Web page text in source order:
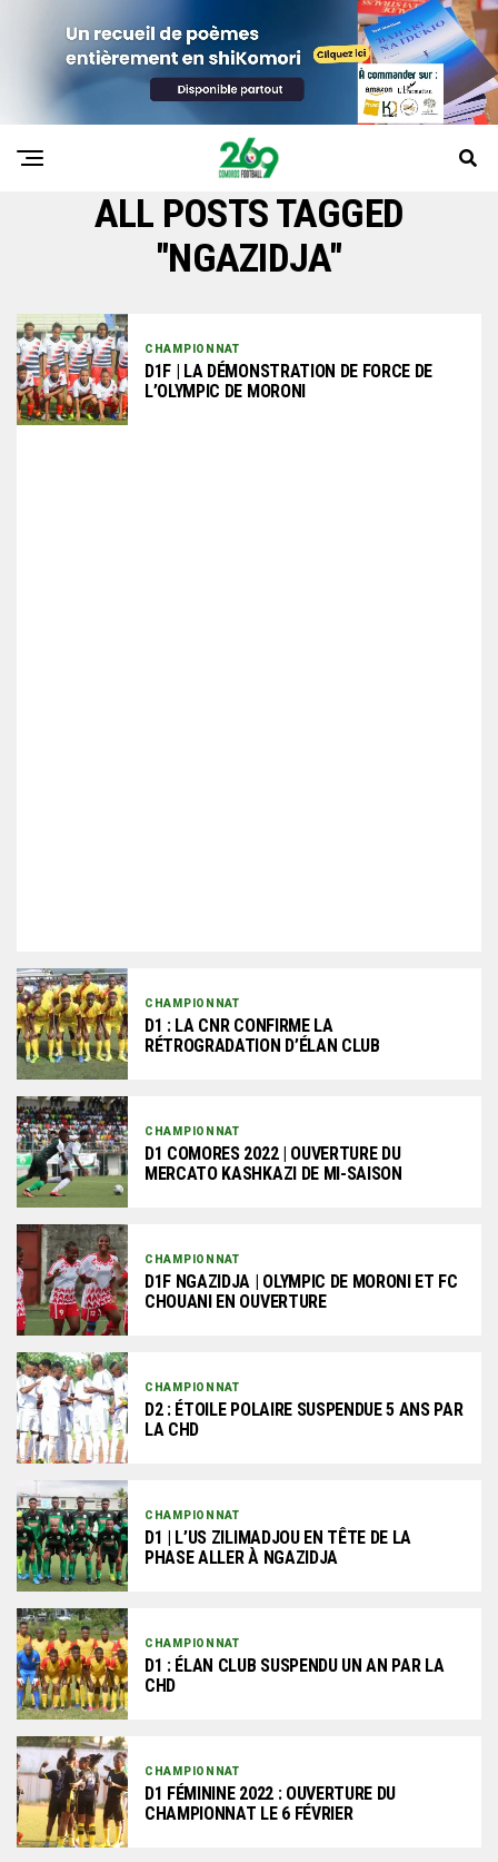
ALL POSTS TAGGED
"NGAZIDJA"
CHAMPIONNAT
D1F | LA DÉMONSTRATION DE FORCE DE
L’OLYMPIC DE MORONI
CHAMPIONNAT
D1 : LA CNR CONFIRME LA
RÉTROGRADATION D’ÉLAN CLUB
CHAMPIONNAT
D1 COMORES 2022 | OUVERTURE DU
MERCATO KASHKAZI DE MI-SAISON
CHAMPIONNAT
D1F NGAZIDJA | OLYMPIC DE MORONI ET FC
CHOUANI EN OUVERTURE
CHAMPIONNAT
D2 : ÉTOILE POLAIRE SUSPENDUE 5 ANS PAR
LA CHD
CHAMPIONNAT
D1 | L’US ZILIMADJOU EN TÊTE DE LA
PHASE ALLER À NGAZIDJA
CHAMPIONNAT
D1 : ÉLAN CLUB SUSPENDU UN AN PAR LA
CHD
CHAMPIONNAT
D1 FÉMININE 2022 : OUVERTURE DU
CHAMPIONNAT LE 6 FÉVRIER